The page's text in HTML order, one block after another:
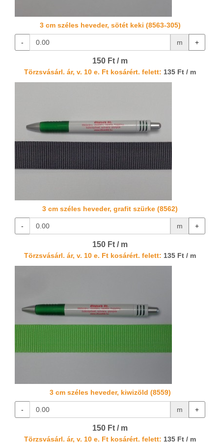
3 cm széles heveder, sötét keki (8563-305)
- m +
150 Ft / m
Törzsvásárl. ár, v. 10 e. Ft kosárért. felett: 135 Ft / m
3 cm széles heveder, grafit szürke (8562)
- m +
150 Ft / m
Törzsvásárl. ár, v. 10 e. Ft kosárért. felett: 135 Ft / m
3 cm széles heveder, kiwizöld (8559)
- m +
150 Ft / m
Törzsvásárl. ár, v. 10 e. Ft kosárért. felett: 135 Ft / m